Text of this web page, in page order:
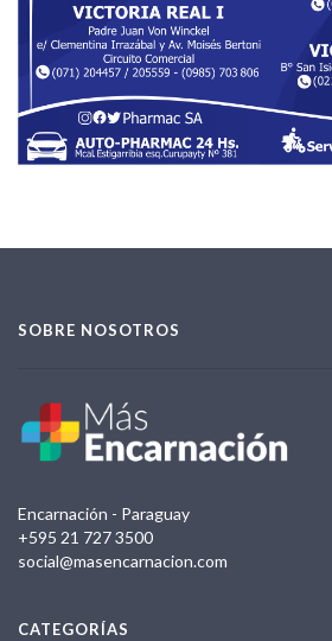
SOBRE NOSOTROS
Encarnación - Paraguay
+595 21 727 3500
social@masencarnacion.com
CATEGORÍAS